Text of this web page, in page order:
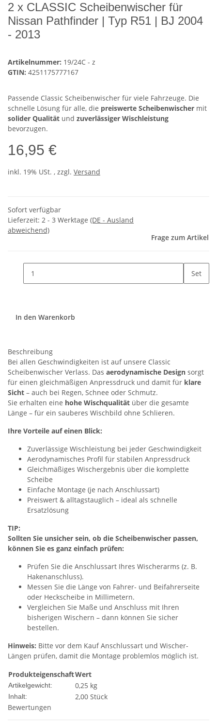
2 x CLASSIC Scheibenwischer für
Nissan Pathfinder | Typ R51 | BJ 2004
- 2013
Artikelnummer: 19/24C - z
GTIN: 4251175777167
Passende Classic Scheibenwischer für viele Fahrzeuge. Die
schnelle Lösung für alle, die preiswerte Scheibenwischer mit
solider Qualität und zuverlässiger Wischleistung
bevorzugen.
16,95 €
inkl. 19% USt. , zzgl. Versand
Sofort verfügbar
Lieferzeit: 2 - 3 Werktage (DE - Ausland
abweichend)
Frage zum Artikel
Set
In den Warenkorb
Beschreibung
Bei allen Geschwindigkeiten ist auf unsere Classic
Scheibenwischer Verlass. Das aerodynamische Design sorgt
für einen gleichmäßigen Anpressdruck und damit für klare
Sicht – auch bei Regen, Schnee oder Schmutz.
Sie erhalten eine hohe Wischqualität über die gesamte
Länge – für ein sauberes Wischbild ohne Schlieren.
Ihre Vorteile auf einen Blick:
Zuverlässige Wischleistung bei jeder Geschwindigkeit
Aerodynamisches Profil für stabilen Anpressdruck
Gleichmäßiges Wischergebnis über die komplette
Scheibe
Einfache Montage (je nach Anschlussart)
Preiswert & alltagstauglich – ideal als schnelle
Ersatzlösung
TIP:
Sollten Sie unsicher sein, ob die Scheibenwischer passen,
können Sie es ganz einfach prüfen:
Prüfen Sie die Anschlussart Ihres Wischerarms (z. B.
Hakenanschluss).
Messen Sie die Länge von Fahrer- und Beifahrerseite
oder Heckscheibe in Millimetern.
Vergleichen Sie Maße und Anschluss mit Ihren
bisherigen Wischern – dann können Sie sicher
bestellen.
Hinweis: Bitte vor dem Kauf Anschlussart und Wischer-
Längen prüfen, damit die Montage problemlos möglich ist.
ProdukteigenschaftWert
Artikelgewicht: 0,25 kg
Inhalt:
2,00 Stück
Bewertungen